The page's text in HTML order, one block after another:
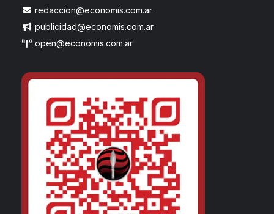
redaccion@economis.com.ar
publicidad@economis.com.ar
open@economis.com.ar